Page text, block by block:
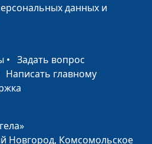
объединениями при
Гончаров,
священнослужитель,
объединениями при
данных и
• Задать вопрос
Написать главному
Новгород, Комсомольское